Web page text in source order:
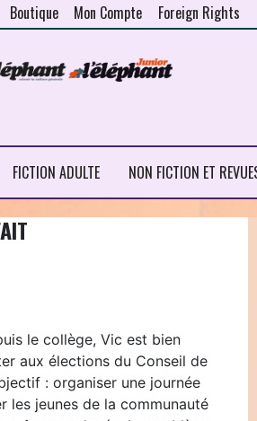
Boutique Mon Compte Foreign Rights
FICTION ADULTE NON FICTION ET
le collège, Vic est bien
aux élections du Conseil de
: organiser une journée
les jeunes de la communauté